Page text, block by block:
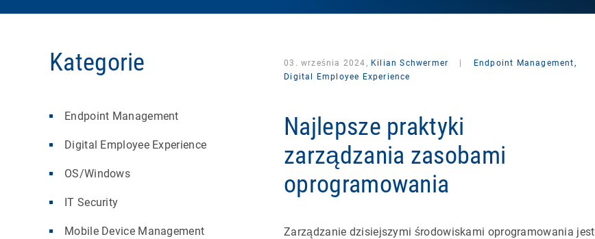
Kategorie
Endpoint Management
Digital Employee Experience
OS/Windows
IT Security
Mobile Device Management
03. września 2024, Kilian Schwermer
Endpoint Management,
Digital Employee Experience
Najlepsze praktyki
zarządzania zasobami
oprogramowania
Zarządzanie dzisiejszymi środowiskami oprogramowania jest